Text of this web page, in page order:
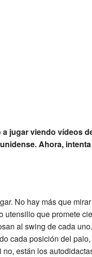
jugar viendo vídeos
Ahora,
No hay más que
que promete
al swing de cada
cada posición del
están los